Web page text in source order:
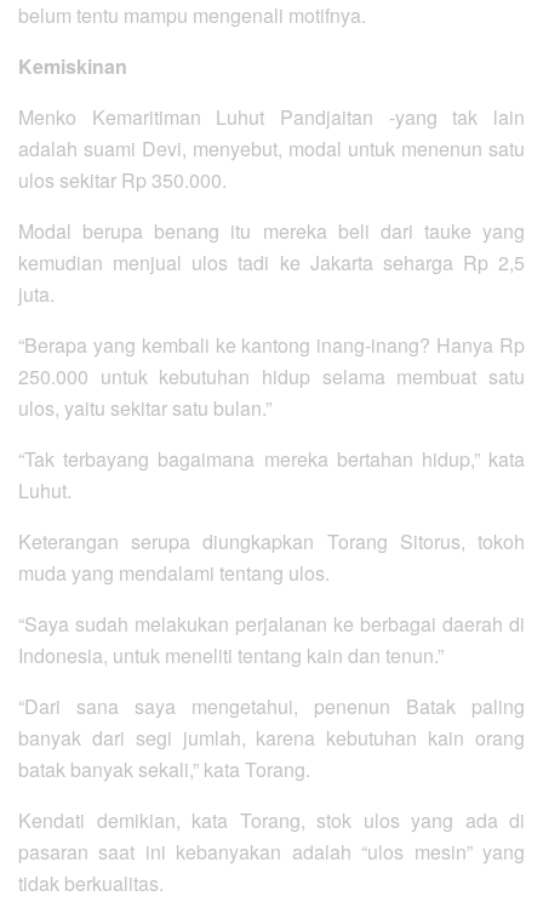
belum tentu mampu mengenali motifnya.
Kemiskinan
Menko Kemaritiman Luhut Pandjaitan -yang tak lain
adalah suami Devi, menyebut, modal untuk menenun satu
ulos sekitar Rp 350.000.
Modal berupa benang itu mereka beli dari tauke yang
kemudian menjual ulos tadi ke Jakarta seharga Rp 2,5
juta.
“Berapa yang kembali ke kantong inang-inang? Hanya Rp
250.000 untuk kebutuhan hidup selama membuat satu
ulos, yaitu sekitar satu bulan.”
“Tak terbayang bagaimana mereka bertahan hidup,” kata
Luhut.
Keterangan serupa diungkapkan Torang Sitorus, tokoh
muda yang mendalami tentang ulos.
“Saya sudah melakukan perjalanan ke berbagai daerah di
Indonesia, untuk meneliti tentang kain dan tenun.”
“Dari sana saya mengetahui, penenun Batak paling
banyak dari segi jumlah, karena kebutuhan kain orang
batak banyak sekali,” kata Torang.
Kendati demikian, kata Torang, stok ulos yang ada di
pasaran saat ini kebanyakan adalah “ulos mesin” yang
tidak berkualitas.